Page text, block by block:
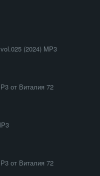
(2024) MP3
от Виталия 72
от Виталия 72